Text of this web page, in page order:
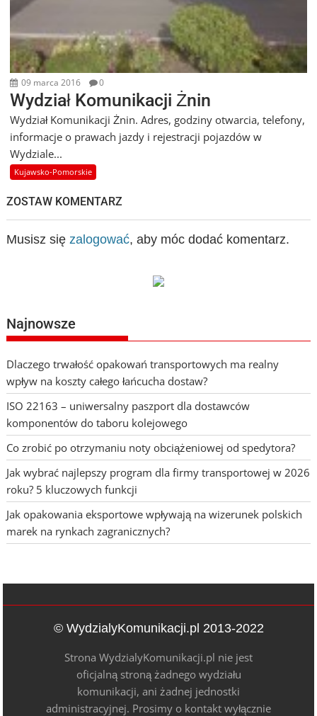
09 marca 2016 0
Wydział Komunikacji Żnin
Wydział Komunikacji Żnin. Adres, godziny otwarcia, telefony,
informacje o prawach jazdy i rejestracji pojazdów w
Wydziale...
Kujawsko-Pomorskie
ZOSTAW KOMENTARZ
Musisz się zalogować, aby móc dodać komentarz.
Najnowsze
Dlaczego trwałość opakowań transportowych ma realny
wpływ na koszty całego łańcucha dostaw?
ISO 22163 – uniwersalny paszport dla dostawców
komponentów do taboru kolejowego
Co zrobić po otrzymaniu noty obciążeniowej od spedytora?
Jak wybrać najlepszy program dla firmy transportowej w 2026
roku? 5 kluczowych funkcji
Jak opakowania eksportowe wpływają na wizerunek polskich
marek na rynkach zagranicznych?
© WydzialyKomunikacji.pl 2013-2022
Strona WydzialyKomunikacji.pl nie jest
oficjalną stroną żadnego wydziału
komunikacji, ani żadnej jednostki
administracyjnej. Prosimy o kontakt wyłącznie